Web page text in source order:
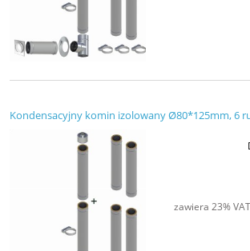
Kondensacyjny komin izolowany Ø80*125mm, 6
zawiera 23%